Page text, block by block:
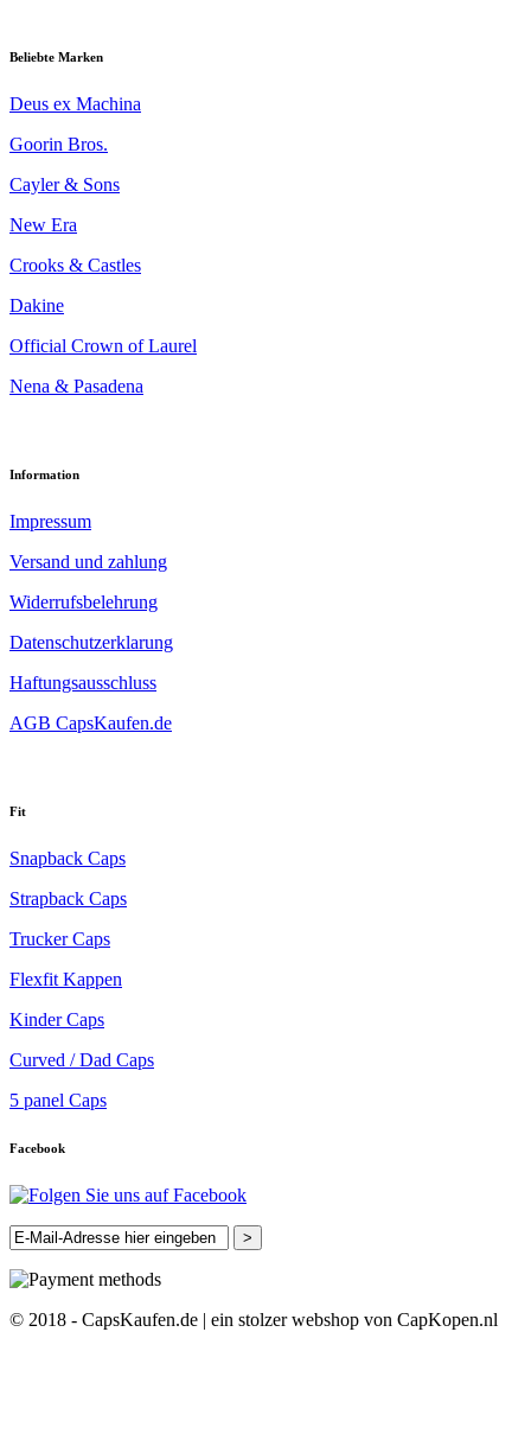
Beliebte Marken
Deus ex Machina
Goorin Bros.
Cayler & Sons
New Era
Crooks & Castles
Dakine
Official Crown of Laurel
Nena & Pasadena
Information
Impressum
Versand und zahlung
Widerrufsbelehrung
Datenschutzerklarung
Haftungsausschluss
AGB CapsKaufen.de
Fit
Snapback Caps
Strapback Caps
Trucker Caps
Flexfit Kappen
Kinder Caps
Curved / Dad Caps
5 panel Caps
Facebook
>
© 2018 - CapsKaufen.de | ein stolzer webshop von CapKopen.nl